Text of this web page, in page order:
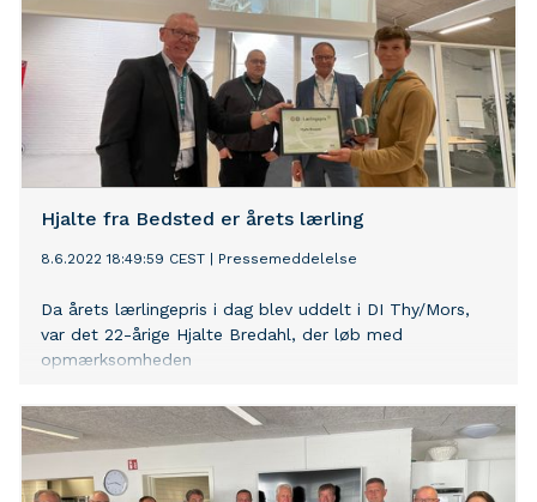
Hjalte fra Bedsted er årets lærling
8.6.2022 18:49:59 CEST Pressemeddelelse
Da årets lærlingepris i dag blev uddelt i DI Thy/Mors,
var det 22-årige Hjalte Bredahl, der løb med
opmærksomheden